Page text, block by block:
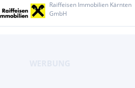
Raiffeisen Immobilien Kärnten
GmbH